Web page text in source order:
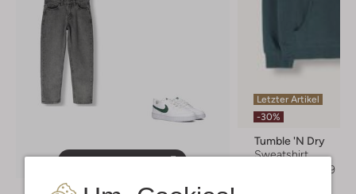
Entdecke den Look
Letzter Artikel
-30%
Tumble 'n Dry
Sweatshirt
€ 34,99